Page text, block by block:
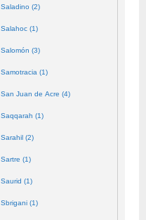
Saladino (2)
Salahoc (1)
Salomón (3)
Samotracia (1)
San Juan de Acre (4)
Saqqarah (1)
Sarahil (2)
Sartre (1)
Saurid (1)
Sbrigani (1)